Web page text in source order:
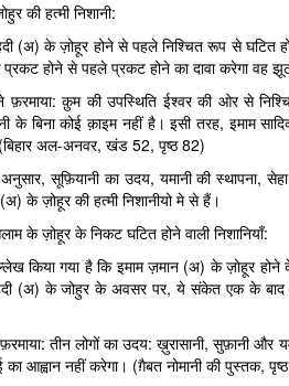
की हत्मी निशानी:
(अ) के ज़ोहूर होने से पहले निश्चित रूप से घटित
होने से पहले प्रकट होने का दावा करेगा वह
क़ुम की उपस्थिति ईश्वर की ओर से
के बिना कोई क़ाइम नहीं है। इसी तरह, इमाम
अल-अनवर, खंड 52, पृष्ठ 82)
अनुसार, सूफ़ियानी का उदय, यमानी की स्थापना,
के ज़ोहूर की हत्मी निशानीयो मे से हैं।
के ज़ोहूर के निकट घटित होने वाली निशानियाँ:
किया गया है कि इमाम ज़मान (अ) के ज़ोहूर
(अ) के जोहुर के अवसर पर, ये संकेत एक के बाद
तीन लोगों का उदय: ख़ुरासानी, सुफ़ानी
का आह्वान नहीं करेगा। (ग़ैबत नोमानी की पुस्तक,